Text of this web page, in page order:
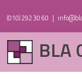
(010) 292 30 60 |
BLA